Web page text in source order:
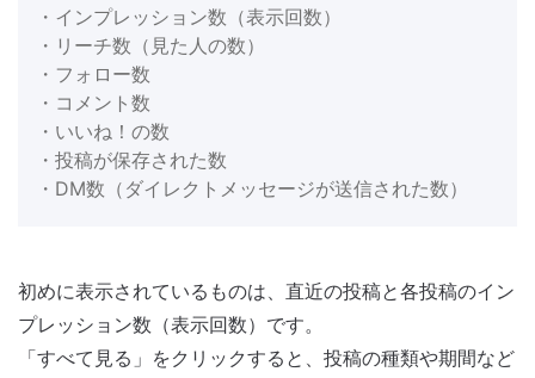
・インプレッション数（表示回数）
・リーチ数（見た人の数）
・フォロー数
・コメント数
・いいね！の数
・投稿が保存された数
・DM数（ダイレクトメッセージが送信された数）
初めに表示されているものは、直近の投稿と各投稿のイン
プレッション数（表示回数）です。
「すべて見る」をクリックすると、投稿の種類や期間など